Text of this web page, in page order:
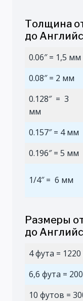
Толщина
до
0.06″ = 1,5 мм
0.08″ = 2 мм
0.128″ = 3
мм
0.157″ = 4 мм
0.196″ = 5 мм
1/4″ = 6 мм
Размеры
до
4 фута =
6,6 фута =
10 футов =